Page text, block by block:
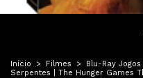
Início > Filmes >
Blu-Ray
Serpentes | The Hunger Games